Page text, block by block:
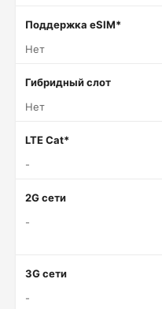
Поддержка eSIM*
Нет
Гибридный слот
Нет
LTE Cat*
-
2G сети
-
3G сети
-